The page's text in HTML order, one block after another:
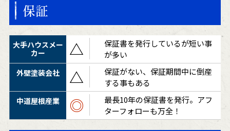
保証
△
保証書を発行しているが短い事
が多い
△
保証がない、保証期間中に倒産
する事もある
◎
最長10年の保証書を発行。アフ
ターフォローも万全！